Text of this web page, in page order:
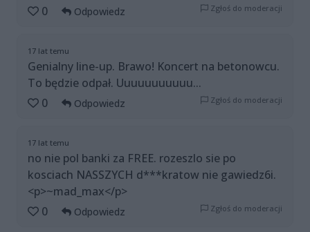
0
Odpowiedz Zgłoś do moderacji
17 lat temu
Genialny line-up. Brawo! Koncert na betonowcu.
To będzie odpał. Uuuuuuuuuuu...
0
Odpowiedz Zgłoś do moderacji
17 lat temu
no nie pol banki za FREE. rozeszlo sie po
kosciach NASSZYCH d***kratow nie gawiedz6i.
<p>~mad_max</p>
0
Odpowiedz Zgłoś do moderacji